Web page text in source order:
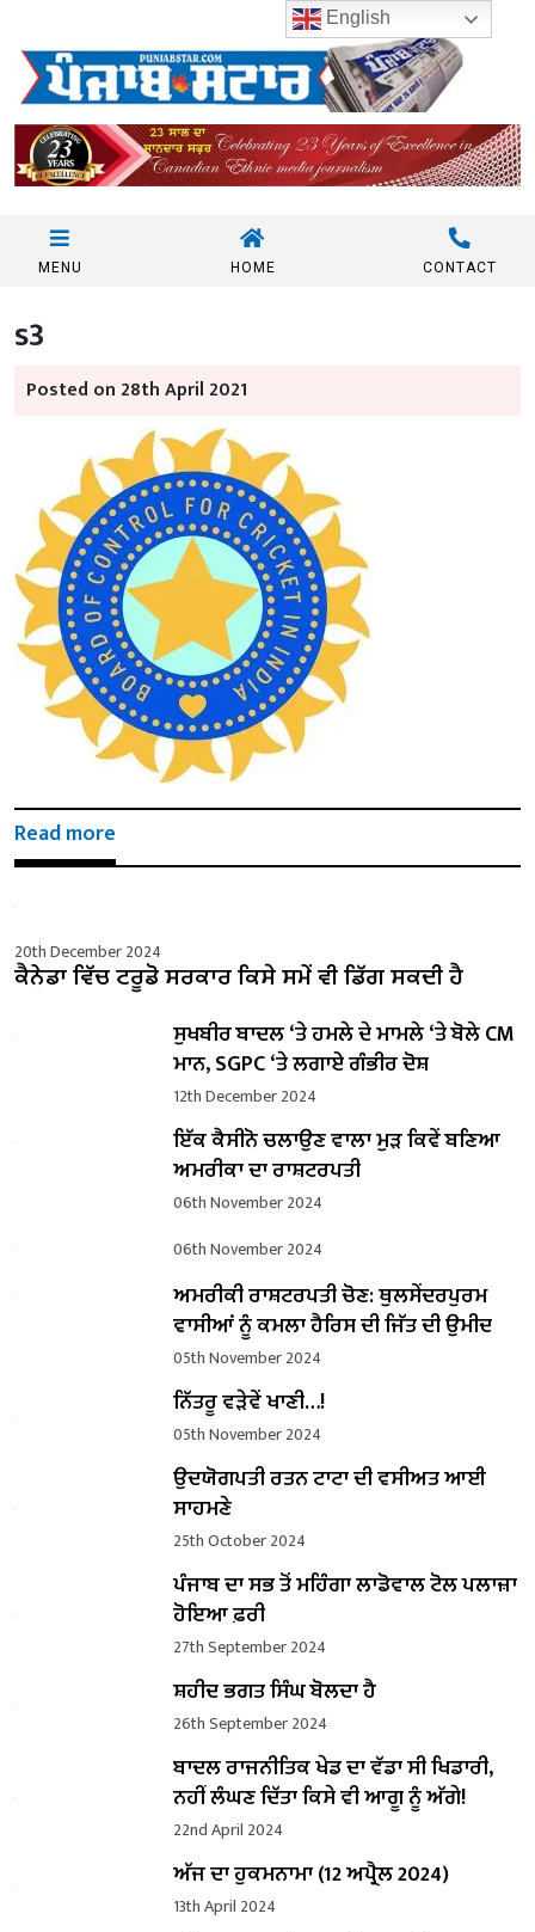
MENU HOME CONTACT
s3
Posted on 28th April 2021
Read more
20th December 2024
ਕੈਨੇਡਾ ਵਿੱਚ ਟਰੂਡੋ ਸਰਕਾਰ ਕਿਸੇ ਸਮੇਂ ਵੀ ਡਿੱਗ ਸਕਦੀ ਹੈ
ਸੁਖਬੀਰ ਬਾਦਲ ‘ਤੇ ਹਮਲੇ ਦੇ ਮਾਮਲੇ ‘ਤੇ ਬੋਲੇ ​​CM
ਮਾਨ, SGPC ‘ਤੇ ਲਗਾਏ ਗੰਭੀਰ ਦੋਸ਼
12th December 2024
ਇੱਕ ਕੈਸੀਨੋ ਚਲਾਉਣ ਵਾਲਾ ਮੁੜ ਕਿਵੇਂ ਬਣਿਆ
ਅਮਰੀਕਾ ਦਾ ਰਾਸ਼ਟਰਪਤੀ
06th November 2024
06th November 2024
ਅਮਰੀਕੀ ਰਾਸ਼ਟਰਪਤੀ ਚੋਣ: ਥੁਲਸੇਂਦਰਪੁਰਮ
ਵਾਸੀਆਂ ਨੂੰ ਕਮਲਾ ਹੈਰਿਸ ਦੀ ਜਿੱਤ ਦੀ ਉਮੀਦ
05th November 2024
ਨਿੱਤਰੂ ਵੜੇਵੇਂ ਖਾਣੀ…!
05th November 2024
ਉਦਯੋਗਪਤੀ ਰਤਨ ਟਾਟਾ ਦੀ ਵਸੀਅਤ ਆਈ
ਸਾਹਮਣੇ
25th October 2024
ਪੰਜਾਬ ਦਾ ਸਭ ਤੋਂ ਮਹਿੰਗਾ ਲਾਡੋਵਾਲ ਟੋਲ ਪਲਾਜ਼ਾ
ਹੋਇਆ ਫ਼ਰੀ
27th September 2024
ਸ਼ਹੀਦ ਭਗਤ ਸਿੰਘ ਬੋਲਦਾ ਹੈ
26th September 2024
ਬਾਦਲ ਰਾਜਨੀਤਿਕ ਖੇਡ ਦਾ ਵੱਡਾ ਸੀ ਖਿਡਾਰੀ,
ਨਹੀਂ ਲੰਘਣ ਦਿੱਤਾ ਕਿਸੇ ਵੀ ਆਗੂ ਨੂੰ ਅੱਗੇ!
22nd April 2024
ਅੱਜ ਦਾ ਹੁਕਮਨਾਮਾ (12 ਅਪ੍ਰੈਲ 2024)
13th April 2024
English